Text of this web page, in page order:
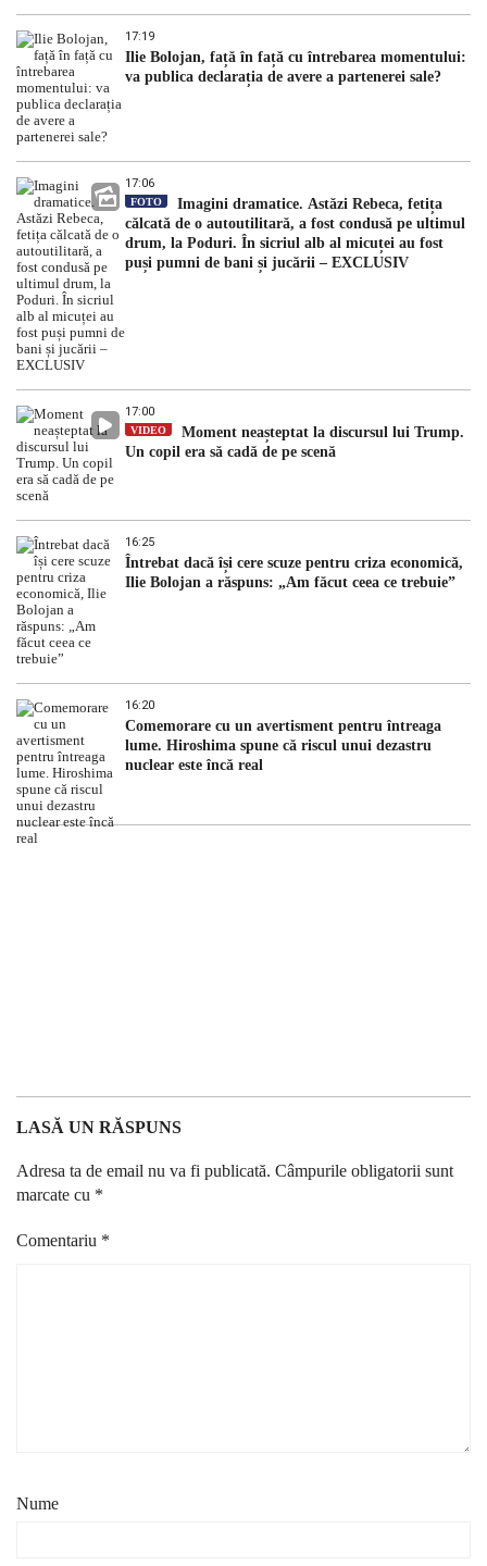
17:19
Ilie Bolojan, față în față cu întrebarea momentului:
va publica declarația de avere a partenerei sale?
17:06
FOTO
Imagini dramatice. Astăzi Rebeca, fetița
călcată de o autoutilitară, a fost condusă pe ultimul
drum, la Poduri. În sicriul alb al micuței au fost
puși pumni de bani și jucării – EXCLUSIV
17:00
VIDEO
Moment neașteptat la discursul lui Trump.
Un copil era să cadă de pe scenă
16:25
Întrebat dacă își cere scuze pentru criza economică,
Ilie Bolojan a răspuns: „Am făcut ceea ce trebuie”
16:20
Comemorare cu un avertisment pentru întreaga
lume. Hiroshima spune că riscul unui dezastru
nuclear este încă real
LASĂ UN RĂSPUNS
Adresa ta de email nu va fi publicată. Câmpurile obligatorii sunt
marcate cu *
Comentariu *
Nume